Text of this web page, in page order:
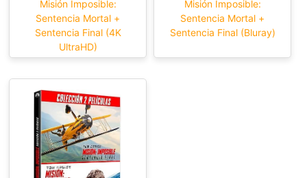
Misión Imposible:
Sentencia Mortal +
Sentencia Final (4K
UltraHD)
Misión Imposible:
Sentencia Mortal +
Sentencia Final (Bluray)